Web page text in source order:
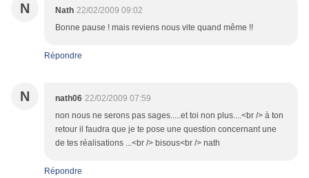
N Nath 22/02/2009 09:02
Bonne pause ! mais reviens nous vite quand même !!
Répondre
N nath06 22/02/2009 07:59
non nous ne serons pas sages.....et toi non plus....<br /> à ton
retour il faudra que je te pose une question concernant une
de tes réalisations ...<br /> bisous<br /> nath
Répondre